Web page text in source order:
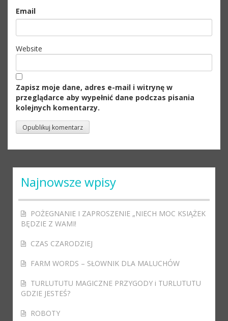
Email
Website
Zapisz moje dane, adres e-mail i witrynę w
przeglądarce aby wypełnić dane podczas pisania
kolejnych komentarzy.
Najnowsze wpisy
POŻEGNANIE I ZAPROSZENIE „NIECH MOC KSIĄŻEK
BĘDZIE Z WAMI!
CZAS CZARODZIEJ
FARM WORDS – SŁOWNIK DLA MALUCHÓW
TURLUTUTU MAGICZNE PRZYGODY i TURLUTUTU
GDZIE JESTEŚ?
ROBOTY